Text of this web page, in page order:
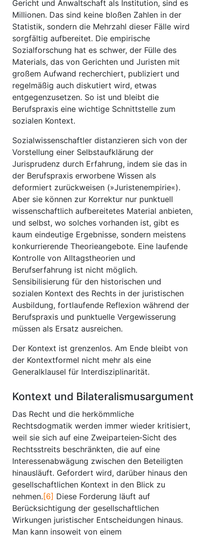
Gericht und Anwaltschaft als Institution, sind es
Millionen. Das sind keine bloßen Zahlen in der
Statistik, sondern die Mehrzahl dieser Fälle wird
sorgfältig aufbereitet. Die empirische
Sozialforschung hat es schwer, der Fülle des
Materials, das von Gerichten und Juristen mit
großem Aufwand recherchiert, publiziert und
regelmäßig auch diskutiert wird, etwas
entgegenzusetzen. So ist und bleibt die
Berufspraxis eine wichtige Schnittstelle zum
sozialen Kontext.
Sozialwissenschaftler distanzieren sich von der
Vorstellung einer Selbstaufklärung der
Jurisprudenz durch Erfahrung, indem sie das in
der Berufspraxis erworbene Wissen als
deformiert zurückweisen (»Juristenempirie«).
Aber sie können zur Korrektur nur punktuell
wissenschaftlich aufbereitetes Material anbieten,
und selbst, wo solches vorhanden ist, gibt es
kaum eindeutige Ergebnisse, sondern meistens
konkurrierende Theorieangebote. Eine laufende
Kontrolle von Alltagstheorien und
Berufserfahrung ist nicht möglich.
Sensibilisierung für den historischen und
sozialen Kontext des Rechts in der juristischen
Ausbildung, fortlaufende Reflexion während der
Berufspraxis und punktuelle Vergewisserung
müssen als Ersatz ausreichen.
Der Kontext ist grenzenlos. Am Ende bleibt von
der Kontextformel nicht mehr als eine
Generalklausel für Interdisziplinarität.
Kontext und Bilateralismusargument
Das Recht und die herkömmliche
Rechtsdogmatik werden immer wieder kritisiert,
weil sie sich auf eine Zweiparteien‐Sicht des
Rechtsstreits beschränkten, die auf eine
Interessenabwägung zwischen den Beteiligten
hinausläuft. Gefordert wird, darüber hinaus den
gesellschaftlichen Kontext in den Blick zu
nehmen. [6] Diese Forderung läuft auf
Berücksichtigung der gesellschaftlichen
Wirkungen juristischer Entscheidungen hinaus.
Man kann insoweit von einem